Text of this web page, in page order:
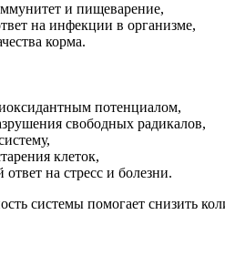
и пищеварение,
на инфекции в организме,
корма.
потенциалом,
свободных радикалов,
клеток,
на стресс и болезни.
системы помогает снизить